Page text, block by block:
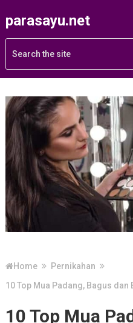
parasayu.net
Home
Pernikahan
10 Top Mua Padang, Bagus dan
10 Top Mua